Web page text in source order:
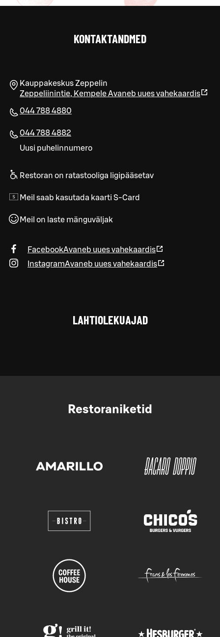
KONTAKTANDMED
Kauppakeskus Zeppelin
Zeppeliinintie, KempeleAvaneb uues vahekaardis
044 788 4880
044 788 4882
Uusi puhelinnumero
Restoran on ratastooliga ligipääsetav
Meil saab kasutada kaarti S-Card
Meil on laste mänguväljak
FacebookAvaneb uues vahekaardis
InstagramAvaneb uues vahekaardis
LAHTIOLEKUAJAD
Restoraniketid